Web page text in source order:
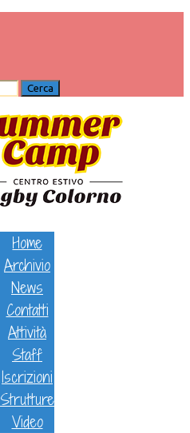
Home
Archivio
News
Contatti
Attività
Staff
Iscrizioni
Strutture
Video